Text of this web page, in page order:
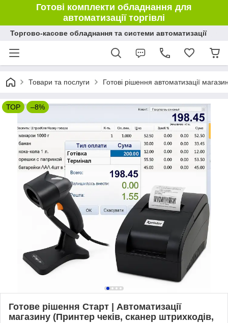
Готові комплекти обладнання для
автоматизації торгівлі
Торгово-касове обладнання та системи автоматизації
Товари та послуги Готові рішення автоматизації
ТОР –8%
Готове рішення Старт | Автоматизації
магазину (Принтер чеків, сканер штрихкодів,